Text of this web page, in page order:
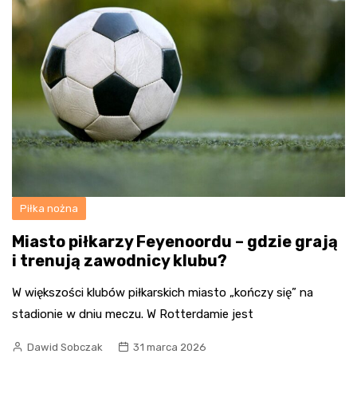
Piłka nożna
Miasto piłkarzy Feyenoordu – gdzie grają
i trenują zawodnicy klubu?
W większości klubów piłkarskich miasto „kończy się” na
stadionie w dniu meczu. W Rotterdamie jest
Dawid Sobczak 31 marca 2026